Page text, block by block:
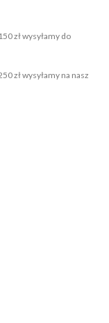
zł wysyłamy do
zł wysyłamy na nasz